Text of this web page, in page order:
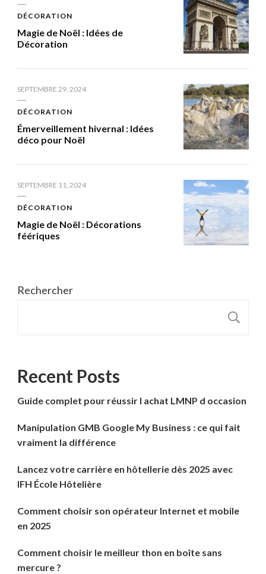
DÉCORATION
Magie de Noël : Idées de
Décoration
SEPTEMBRE 29, 2024
DÉCORATION
Émerveillement hivernal : Idées
déco pour Noël
SEPTEMBRE 11, 2024
DÉCORATION
Magie de Noël : Décorations
féériques
Rechercher
Recent Posts
Guide complet pour réussir l achat LMNP d occasion
Manipulation GMB Google My Business : ce qui fait
vraiment la différence
Lancez votre carrière en hôtellerie dès 2025 avec
IFH École Hôtelière
Comment choisir son opérateur Internet et mobile
en 2025
Comment choisir le meilleur thon en boîte sans
mercure ?